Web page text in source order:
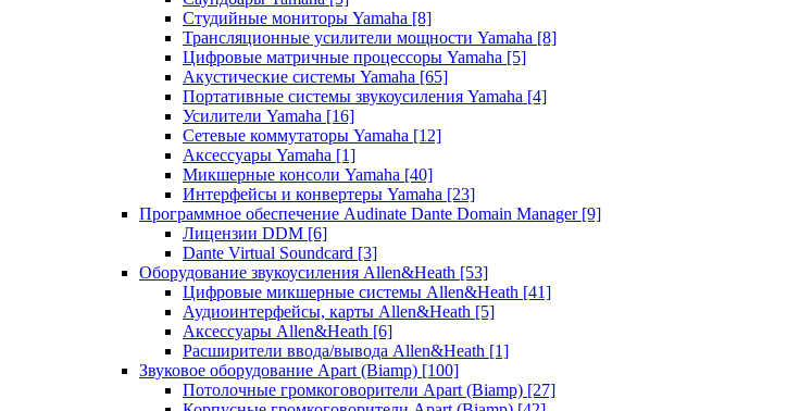
Студийные мониторы Yamaha [8]
Трансляционные усилители мощности Yamaha [8]
Цифровые матричные процессоры Yamaha [5]
Акустические системы Yamaha [65]
Портативные системы звукоусиления Yamaha [4]
Усилители Yamaha [16]
Сетевые коммутаторы Yamaha [12]
Аксессуары Yamaha [1]
Микшерные консоли Yamaha [40]
Интерфейсы и конвертеры Yamaha [23]
Программное обеспечение Audinate Dante Domain Manager [9]
Лицензии DDM [6]
Dante Virtual Soundcard [3]
Оборудование звукоусиления Allen&Heath [53]
Цифровые микшерные системы Allen&Heath [41]
Аудиоинтерфейсы, карты Allen&Heath [5]
Аксессуары Allen&Heath [6]
Расширители ввода/вывода Allen&Heath [1]
Звуковое оборудование Apart (Biamp) [100]
Потолочные громкоговорители Apart (Biamp) [27]